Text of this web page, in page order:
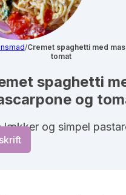
/Cremet spaghetti med
tomat
spaghetti
og
lækker og simpel